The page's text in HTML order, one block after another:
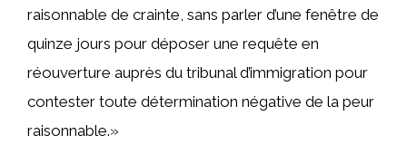
raisonnable de crainte, sans parler d’une fenêtre de
quinze jours pour déposer une requête en
réouverture auprès du tribunal d’immigration pour
contester toute détermination négative de la peur
raisonnable.»